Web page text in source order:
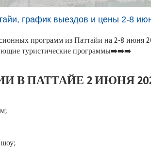
график выездов и цены 2-8
программ из Паттайи на 2-8 июня
туристические программы➡️➡️➡️
В ПАТТАЙЕ 2 ИЮНЯ